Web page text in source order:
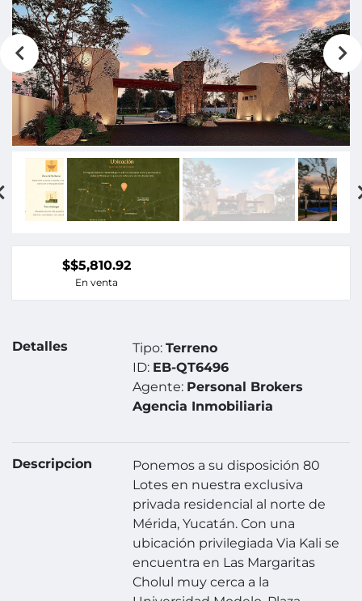
$$5,810.92
En venta
Detalles Tipo:Terreno
ID: EB-QT6496
Agente: Personal Brokers
Agencia Inmobiliaria
Descripcion
Ponemos a su disposición 80
Lotes en nuestra exclusiva
privada residencial al norte de
Mérida, Yucatán. Con una
ubicación privilegiada Via Kali se
encuentra en Las Margaritas
Cholul muy cerca a la